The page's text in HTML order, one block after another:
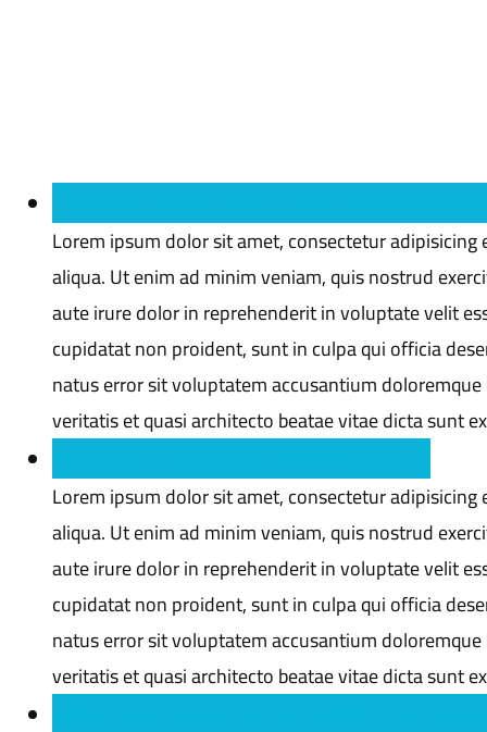
Lorem ipsum dolor sit amet, consectetur
aliqua. Ut enim ad minim veniam, quis nostrud
aute irure dolor in reprehenderit in voluptate velit
cupidatat non proident, sunt in culpa qui officia
natus error sit voluptatem accusantium
veritatis et quasi architecto beatae vitae dicta sunt
Lorem ipsum dolor sit amet, consectetur
aliqua. Ut enim ad minim veniam, quis nostrud
aute irure dolor in reprehenderit in voluptate velit
cupidatat non proident, sunt in culpa qui officia
natus error sit voluptatem accusantium
veritatis et quasi architecto beatae vitae dicta sunt